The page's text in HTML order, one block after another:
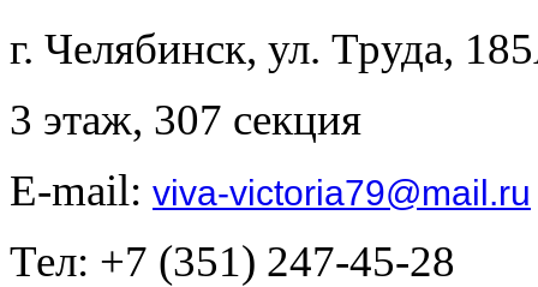
г. Челябинск, ул. Труда,
3 этаж, 307 секция
E-mail: viva-victoria79@mail.ru
Тел: +7 (351) 247-45-28